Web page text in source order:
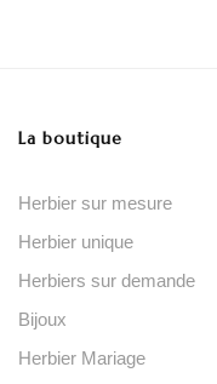
La boutique
Herbier sur mesure
Herbier unique
Herbiers sur demande
Bijoux
Herbier Mariage